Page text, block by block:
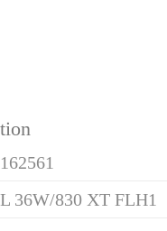
162561
L 36W/830 XT FLH1